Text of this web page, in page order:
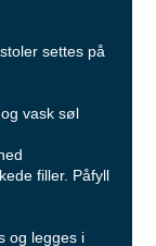
settes på
vask søl
filler. Påfyll
og legges i